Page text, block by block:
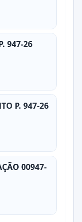
947-26
P. 947-26
00947-